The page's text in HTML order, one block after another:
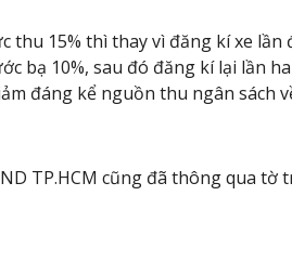
thu 15% thì thay vì đăng kí xe
bạ 10%, sau đó đăng kí lại lần
đáng kể nguồn thu ngân sách
TP.HCM cũng đã thông qua tờ